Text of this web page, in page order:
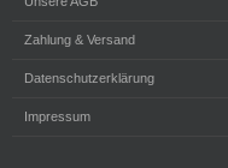
Zahlung & Versand
Datenschutzerklärung
Impressum